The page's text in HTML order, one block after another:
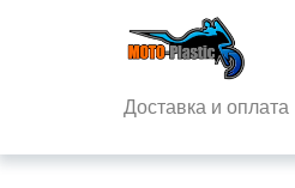
Доставка и оплата